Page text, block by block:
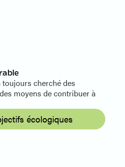
cherché des
moyens de contribuer à
écologiques